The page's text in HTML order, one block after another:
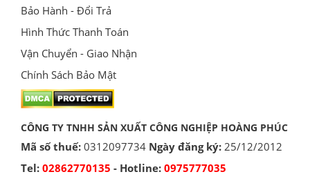
Bảo Hành - Đổi Trả
Hình Thức Thanh Toán
Vận Chuyển - Giao Nhận
Chính Sách Bảo Mật
CÔNG TY TNHH SẢN XUẤT CÔNG NGHIỆP HOÀNG PHÚC
Mã số thuế: 0312097734 Ngày đăng ký: 25/12/2012
Tel: 02862770135 - Hotline: 0975777035